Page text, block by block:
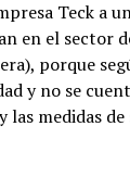
Teck a
en el sector
porque
y no se
las medidas